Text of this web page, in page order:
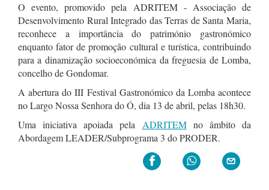
O evento, promovido pela ADRITEM - Associação de
Desenvolvimento Rural Integrado das Terras de Santa Maria,
reconhece a importância do património gastronómico
enquanto fator de promoção cultural e turística, contribuindo
para a dinamização socioeconómica da freguesia de Lomba,
concelho de Gondomar.
A abertura do III Festival Gastronómico da Lomba acontece
no Largo Nossa Senhora do Ó, dia 13 de abril, pelas 18h30.
Uma iniciativa apoiada pela ADRITEMno âmbito da
Abordagem LEADER/Subprograma 3 do PRODER.